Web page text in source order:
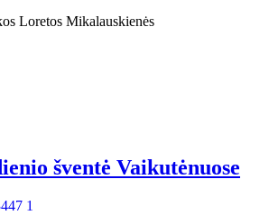
Loretos Mikalauskienės
šventė Vaikutėnuose